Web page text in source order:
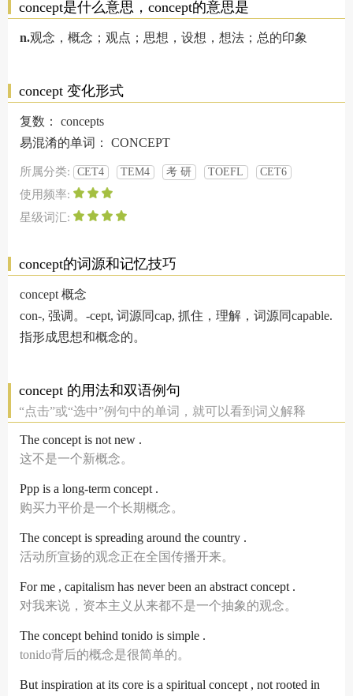
concept是什么意思，concept的意思是
n.观念，概念；观点；思想，设想，想法；总的印象
concept 变化形式
复数： concepts
易混淆的单词： CONCEPT
所属分类: CET4 TEM4 考 研 TOEFL CET6
使用频率:
星级词汇:
concept的词源和记忆技巧
concept 概念
con-, 强调。-cept, 词源同cap, 抓住，理解，词源同capable.
指形成思想和概念的。
concept 的用法和双语例句
“点击”或“选中”例句中的单词，就可以看到词义解释
The concept is not new .
这不是一个新概念。
Ppp is a long-term concept .
购买力平价是一个长期概念。
The concept is spreading around the country .
活动所宣扬的观念正在全国传播开来。
For me , capitalism has never been an abstract concept .
对我来说，资本主义从来都不是一个抽象的观念。
The concept behind tonido is simple .
tonido背后的概念是很简单的。
But inspiration at its core is a spiritual concept , not rooted in